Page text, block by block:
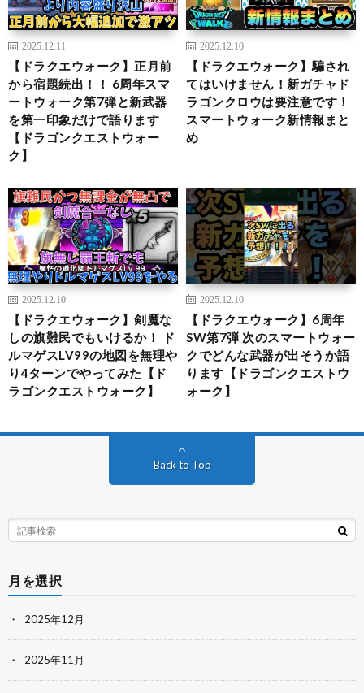
2025.12.11
【ドラクエウォーク】正月前
から宿題続出！！ 6周年スマ
ートウォーク第7弾と新武器
を第一印象だけで語ります
【ドラゴンクエストウォー
ク】
2025.12.10
【ドラクエウォーク】騙され
てはいけません！新ガチャド
ラゴンクロウは要注意です！
スマートウォーク新情報まと
め
2025.12.10
【ドラクエウォーク】剣魔な
しの旗難民でもいけるか！ ド
ルマゲスLV99の地図を無理や
り4ターンでやってみた【ド
ラゴンクエストウォーク】
2025.12.10
【ドラクエウォーク】6周年
SW第7弾 次のスマートウォー
クでどんな武器が出そうか語
ります【ドラゴンクエストウ
ォーク】
Back to Top
月を選択
2025年12月
2025年11月